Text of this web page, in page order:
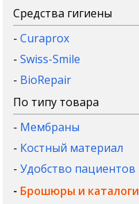
Средства гигиены
-Curaprox
-Swiss-Smile
- BioRepair
По типу товара
- Мембраны
- Костный материал
-Удобство пациентов
- Брошюры и каталоги